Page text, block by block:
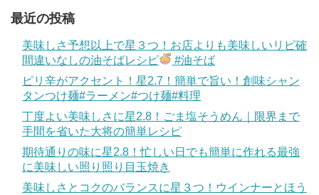
最近の投稿
美味しさ予想以上で星３つ！お店よりも美味しいリピ確
間違いなしの油そばレシピ
#油そば
ピリ辛がアクセント！星2.7！簡単で旨い！創味シャン
タンつけ麺#ラーメン#つけ麺#料理
丁度よい美味しさに星2.8！ごま塩そうめん｜限界まで
手間を省いた大将の簡単レシピ
期待通りの味に星2.8！忙しい日でも簡単に作れる最強
に美味しい照り照り目玉焼き
美味しさとコクのバランスに星３つ！ウインナーとほう